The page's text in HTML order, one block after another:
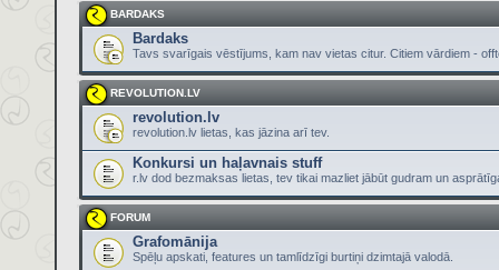
BARDAKS
Bardaks
Tavs svarīgais vēstījums, kam nav vietas citur. Citiem vārdiem -
REVOLUTION.LV
revolution.lv
revolution.lv lietas, kas jāzina arī tev.
Konkursi un haļavnais stuff
r.lv dod bezmaksas lietas, tev tikai mazliet jābūt gudram un
FORUM
Grafomānija
Spēļu apskati, features un tamlīdzīgi burtiņi dzimtajā valodā.